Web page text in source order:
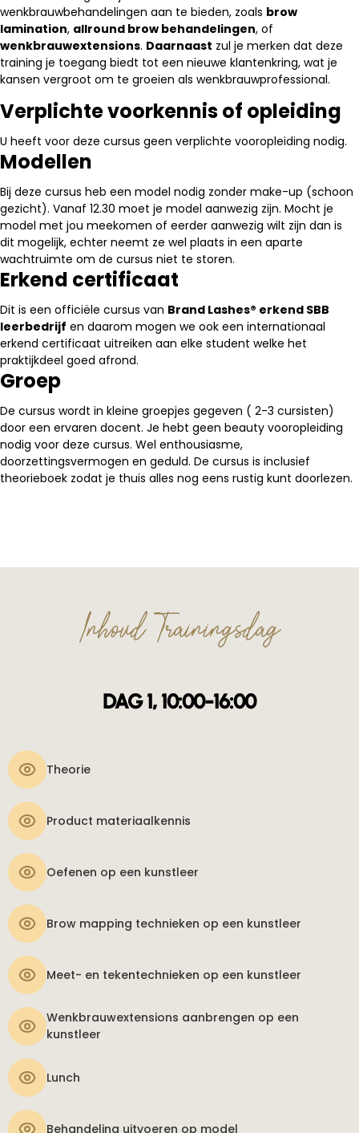
wenkbrauwbehandelingen aan te bieden, zoals brow
lamination, allround brow behandelingen, of
wenkbrauwextensions. Daarnaast zul je merken dat deze
training je toegang biedt tot een nieuwe klantenkring, wat je
kansen vergroot om te groeien als wenkbrauwprofessional.
Verplichte voorkennis of opleiding
U heeft voor deze cursus geen verplichte vooropleiding nodig.
Modellen
Bij deze cursus heb een model nodig zonder make-up (schoon
gezicht). Vanaf 12.30 moet je model aanwezig zijn. Mocht je
model met jou meekomen of eerder aanwezig wilt zijn dan is
dit mogelijk, echter neemt ze wel plaats in een aparte
wachtruimte om de cursus niet te storen.
Erkend certificaat
Dit is een officiële cursus van Brand Lashes® erkend SBB
leerbedrijf en daarom mogen we ook een internationaal
erkend certificaat uitreiken aan elke student welke het
praktijkdeel goed afrond.
Groep
De cursus wordt in kleine groepjes gegeven ( 2-3 cursisten)
door een ervaren docent. Je hebt geen beauty vooropleiding
nodig voor deze cursus. Wel enthousiasme,
doorzettingsvermogen en geduld. De cursus is inclusief
theorieboek zodat je thuis alles nog eens rustig kunt doorlezen.
Inhoud Trainingsdag
DAG 1, 10:00-16:00
Theorie
Product materiaalkennis
Oefenen op een kunstleer
Brow mapping technieken op een kunstleer
Meet- en tekentechnieken op een kunstleer
Wenkbrauwextensions aanbrengen op een
kunstleer
Lunch
Behandeling uitvoeren op model